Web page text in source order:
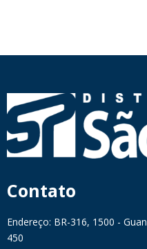
Contato
Endereço: BR-316, 1500 -
450